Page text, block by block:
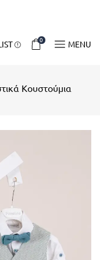
0 MENU
Κουστούμια